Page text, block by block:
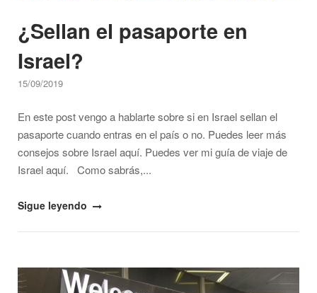
¿Sellan el pasaporte en
Israel?
15/09/2019
En este post vengo a hablarte sobre si en Israel sellan el
pasaporte cuando entras en el país o no. Puedes leer más
consejos sobre Israel aquí. Puedes ver mi guía de viaje de
Israel aquí. Como sabrás,...
"¿Sellan
Israel?"
Sigue leyendo
Open post